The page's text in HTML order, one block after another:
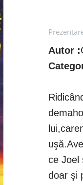
Autor :
ce Joel
doar şi